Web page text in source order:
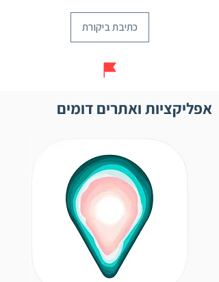
כתיבת ביקורת
אפליקציות ואתרים דומים